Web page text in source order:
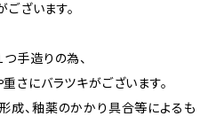
ございます。
手造りの為、
さにバラツキがございます。
成、釉薬のかかり具合等によるも